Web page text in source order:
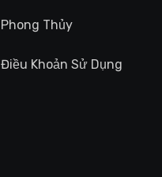
Phong Thủy
Điều Khoản Sử Dụng